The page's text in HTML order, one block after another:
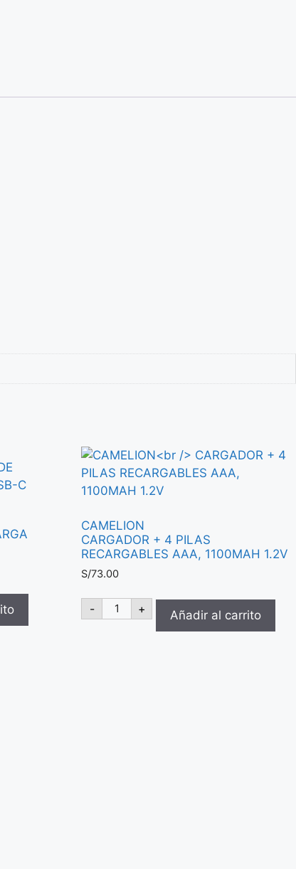
CAMELION
CARGADOR + 4 PILAS
RECARGABLES AAA, 1100MAH 1.2V
S/73.00
- CAMELION
CARGADOR
+ Añadir al carrito